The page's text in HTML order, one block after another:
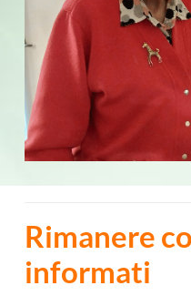
Rimanere
informati